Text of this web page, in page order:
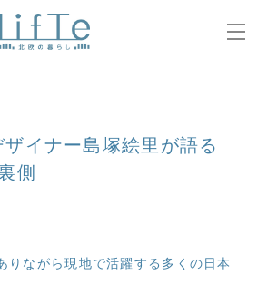
イナー島塚絵里が語る
側
りながら現地で活躍する多くの日本